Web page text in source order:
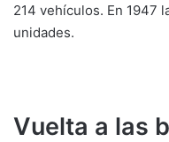
214 vehículos. En 1947
unidades.
Vuelta a las